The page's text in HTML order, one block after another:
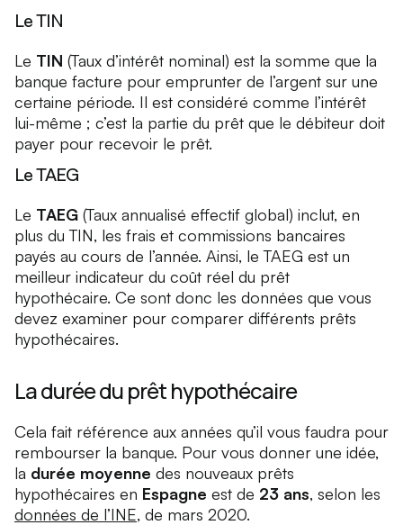
Le TIN
Le TIN (Taux d’intérêt nominal) est la somme que la
banque facture pour emprunter de l’argent sur une
certaine période. Il est considéré comme l’intérêt
lui-même ; c’est la partie du prêt que le débiteur doit
payer pour recevoir le prêt.
Le TAEG
Le TAEG (Taux annualisé effectif global) inclut, en
plus du TIN, les frais et commissions bancaires
payés au cours de l’année. Ainsi, le TAEG est un
meilleur indicateur du coût réel du prêt
hypothécaire. Ce sont donc les données que vous
devez examiner pour comparer différents prêts
hypothécaires.
La durée du prêt hypothécaire
Cela fait référence aux années qu’il vous faudra pour
rembourser la banque. Pour vous donner une idée,
la durée moyenne des nouveaux prêts
hypothécaires en Espagne est de 23 ans, selon les
données de l’INE, de mars 2020.